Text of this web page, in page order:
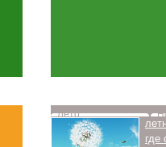
Лето
где